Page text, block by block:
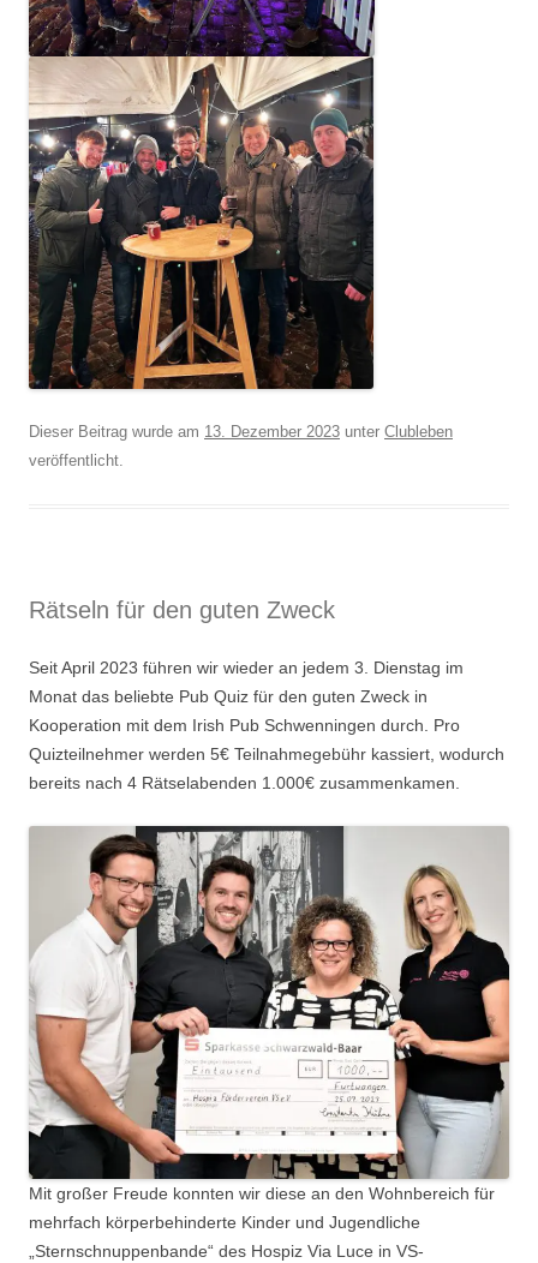
Dieser Beitrag wurde am 13. Dezember 2023 unter Clubleben
veröffentlicht.
Rätseln für den guten Zweck
Seit April 2023 führen wir wieder an jedem 3. Dienstag im
Monat das beliebte Pub Quiz für den guten Zweck in
Kooperation mit dem Irish Pub Schwenningen durch. Pro
Quizteilnehmer werden 5€ Teilnahmegebühr kassiert, wodurch
bereits nach 4 Rätselabenden 1.000€ zusammenkamen.
Mit großer Freude konnten wir diese an den Wohnbereich für
mehrfach körperbehinderte Kinder und Jugendliche
„Sternschnuppenbande“ des Hospiz Via Luce in VS-